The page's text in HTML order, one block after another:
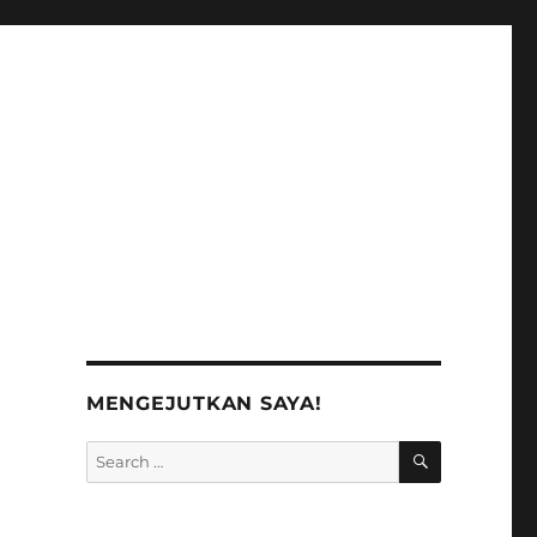
MENGEJUTKAN SAYA!
Search
for:
SEARCH